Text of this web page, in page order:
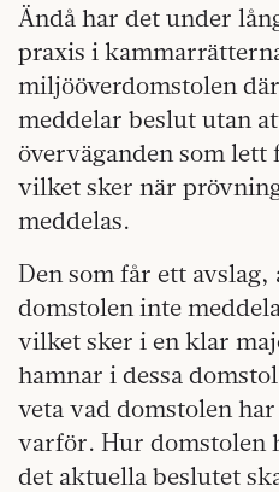
Ändå har det under
praxis i
miljööverdomstolen
meddelar beslut utan
överväganden som
vilket sker när
meddelas.
Den som får ett
domstolen inte
vilket sker i en klar
hamnar i dessa
veta vad domstolen
varför. Hur domstolen
det aktuella beslutet